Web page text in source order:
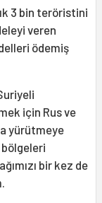
3 bin teröristini
veren
ödemiş
için Rus ve
yürütmeye
bölgeleri
bir kez de